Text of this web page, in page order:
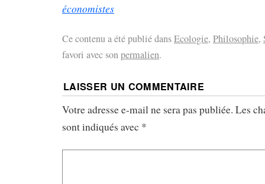
économistes
Ce contenu a été publié dansEcologie, Philosophie,
favori avec sonpermalien.
LAISSER UN COMMENTAIRE
Votre adresse e-mail ne sera pas publiée. Les
sont indiqués avec *